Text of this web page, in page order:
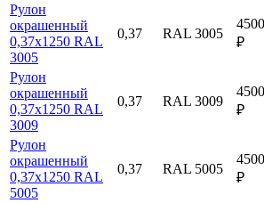
Рулон
окрашенный
0,37х1250 RAL
3005
0,37 RAL 3005
₽
Рулон
окрашенный
0,37х1250 RAL
3009
0,37 RAL 3009
₽
Рулон
окрашенный
0,37х1250 RAL
5005
0,37 RAL 5005
₽